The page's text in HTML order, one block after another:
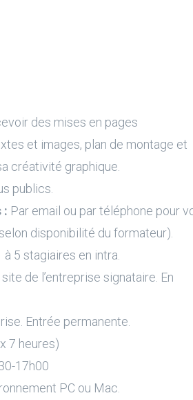
des mises en pages
et images, plan de montage et
créativité graphique.
publics.
: Par email ou par téléphone pour
disponibilité du formateur).
à 5 stagiaires en intra.
de l’entreprise signataire. En
Entrée permanente.
7 heures)
17h00
PC ou Mac.